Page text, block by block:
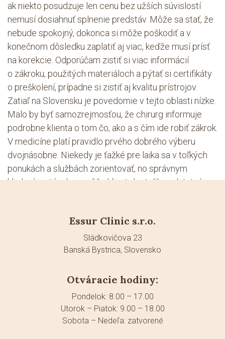
ak niekto posudzuje len cenu bez užších súvislostí
nemusí dosiahnuť splnenie predstáv. Môže sa stať, že
nebude spokojný, dokonca si môže poškodiť a v
konečnom dôsledku zaplatiť aj viac, keďže musí prísť
na korekcie. Odporúčam zistiť si viac informácií
o zákroku, použitých materiáloch a pýtať si certifikáty
o preškolení, prípadne si zistiť aj kvalitu prístrojov.
Zatiaľ na Slovensku je povedomie v tejto oblasti nízke.
Malo by byť samozrejmosťou, že chirurg informuje
podrobne klienta o tom čo, ako a s čím ide robiť zákrok.
V medicíne platí pravidlo prvého dobrého výberu
dvojnásobne. Niekedy je ťažké pre laika sa v toľkých
ponukách a službách zorientovať, no správnym
kladením otázok sa môže klient dostať k podstatným
Essur Clinic s.r.o.
Sládkovičova 23
Banská Bystrica, Slovensko
Otváracie hodiny:
Pondelok: 8.00 – 17.00
Utorok – Piatok: 9.00 – 18.00
Sobota – Nedeľa: zatvorené